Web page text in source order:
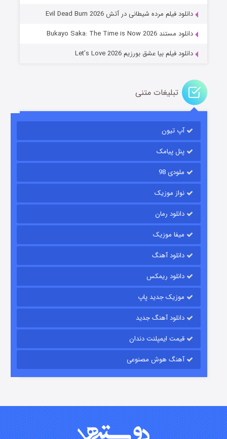
باب اسفنجی فصل ۱۷
قسمت۶ (زیرنویس) منتشر شد
قسمت۱۵ (دوبله) منتشر شد
دانلود فیلم مرده شیطانی در آتش Evil Dead Burn 2026
دانلود مستند Bukayo Saka: The Time is Now 2026
دانلود فیلم بیا عشق بورزیم Let’s Love 2026
تبلیغات متنی
آپ تیون
پنل پیامک
ملودی 98
نواز موزیک
دانلود رمان
میفا موزیک
دانلود آهنگ
دانلود ریمکس
موزیک جدید پاپ
دانلود آهنگ جدید
قیمت ایمپلنت دندان
آهنگ هوش مصنوعی